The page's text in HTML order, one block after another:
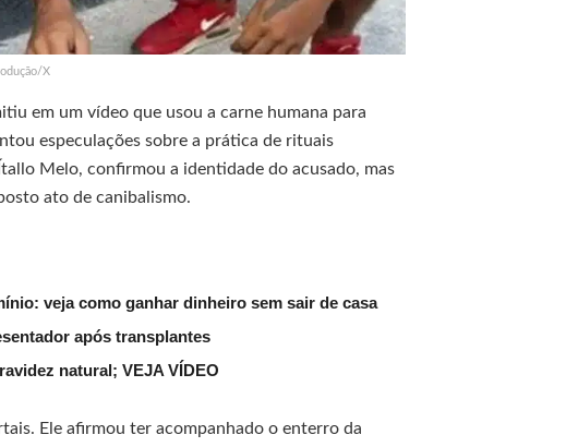
X
em um vídeo que usou a carne humana para
especulações sobre a prática de rituais
Melo, confirmou a identidade do acusado, mas
ato de canibalismo.
veja como ganhar dinheiro sem sair de casa
após transplantes
natural; VEJA VÍDEO
Ele afirmou ter acompanhado o enterro da